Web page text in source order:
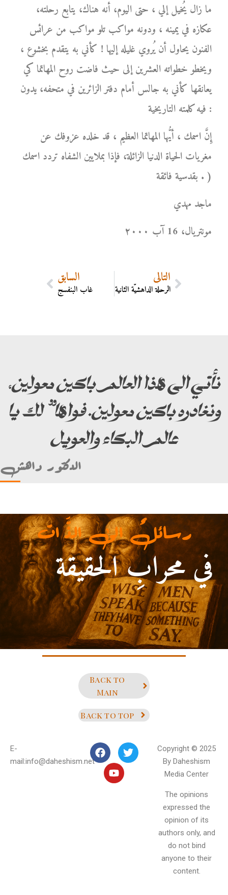
ما زال يُخيل إلي ، حتى اليوم، أنه هناك، يتابع رحلته،
عكازه في يمينه ، ودونه مواكب تلو مواكب من عرائس
الفنون يحاول أن يُروي غليله إليها ! كأني به يتقدم بخشوع ،
ويخطو خطواته العشرين إلى حيث فاضت روح المهاتما كي
يعانقها كأني به جالس أمام دفتر الزائرين في متحفه، يدون
فيه كلمته التاريخية :
إِنَّ اسمك ، أيُّها المهاتما العظيم ، قد خلده عزوفك عن
مغريات الحياة الدنيا الزائلة، فإذا بملايين الشفاه تردد اسمك
بقدسية فائقة . )
ماجد مهدي
مونتریال، 16 آب ۲۰۰۰
السابق
غاب البنفسج
التالي
الرحلة الداهشيَّة الثانية
نأتي الى هذا العالم باكين معولين،
ونغادره باكين معولين. فواها” لك يا
عالم البكاء والعويل
الدكتور داهش
في محرابِ الحقيقة
علي بن أبي طالب)
رسائلٌ الى الذَّ ات
Back to
Main
Back to top
E-
mail:info@daheshism.net
Copyright © 2025
By Daheshism
Media Center
The opinions
expressed the
opinion of its
authors only, and
do not bind
anyone to their
content.